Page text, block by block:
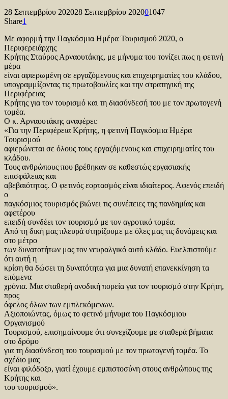
28 Σεπτεμβρίου 202028 Σεπτεμβρίου 202001047
Share1
Με αφορμή την Παγκόσμια Ημέρα Τουρισμού 2020, ο
Περιφερειάρχης
Κρήτης Σταύρος Αρναουτάκης, με μήνυμα του τονίζει πως η φετινή
μέρα
είναι αφιερωμένη σε εργαζόμενους και επιχειρηματίες του κλάδου,
υπογραμμίζοντας τις πρωτοβουλίες και την στρατηγική της
Περιφέρειας
Κρήτης για τον τουρισμό και τη διασύνδεσή του με τον πρωτογενή
τομέα.
Ο κ. Αρναουτάκης αναφέρει:
«Για την Περιφέρεια Κρήτης, η φετινή Παγκόσμια Ημέρα
Τουρισμού
αφιερώνεται σε όλους τους εργαζόμενους και επιχειρηματίες του
κλάδου.
Τους ανθρώπους που βρέθηκαν σε καθεστώς εργασιακής
επισφάλειας και
αβεβαιότητας. Ο φετινός εορτασμός είναι ιδιαίτερος. Αφενός επειδή
ο
παγκόσμιος τουρισμός βιώνει τις συνέπειες της πανδημίας και
αφετέρου
επειδή συνδέει τον τουρισμό με τον αγροτικό τομέα.
Από τη δική μας πλευρά στηρίζουμε με όλες μας τις δυνάμεις και
στο μέτρο
των δυνατοτήτων μας τον νευραλγικό αυτό κλάδο. Ευελπιστούμε
ότι αυτή η
κρίση θα δώσει τη δυνατότητα για μια δυνατή επανεκκίνηση τα
επόμενα
χρόνια. Μια σταθερή ανοδική πορεία για τον τουρισμό στην Κρήτη,
προς
όφελος όλων των εμπλεκόμενων.
Αξιοποιώντας, όμως το φετινό μήνυμα του Παγκόσμιου
Οργανισμού
Τουρισμού, επισημαίνουμε ότι συνεχίζουμε με σταθερά βήματα
στο δρόμο
για τη διασύνδεση του τουρισμού με τον πρωτογενή τομέα. Το
σχέδιο μας
είναι φιλόδοξο, γιατί έχουμε εμπιστοσύνη στους ανθρώπους της
Κρήτης και
του τουρισμού».